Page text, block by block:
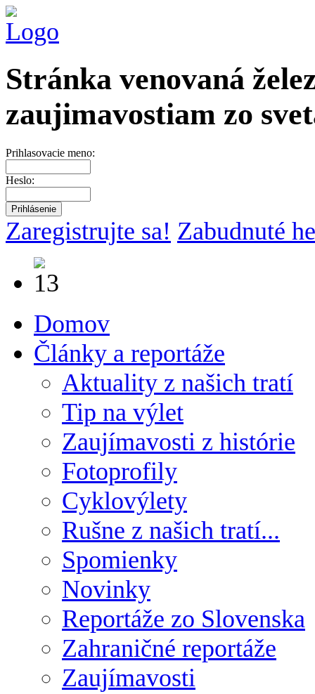
Stránka venovaná
zaujimavostiam zo
Prihlasovacie meno:
Heslo:
Zaregistrujte sa! Zabudnuté
Domov
Články a reportáže
Aktuality z našich tratí
Tip na výlet
Zaujímavosti z histórie
Fotoprofily
Cyklovýlety
Rušne z našich tratí...
Spomienky
Novinky
Reportáže zo Slovenska
Zahraničné reportáže
Zaujímavosti